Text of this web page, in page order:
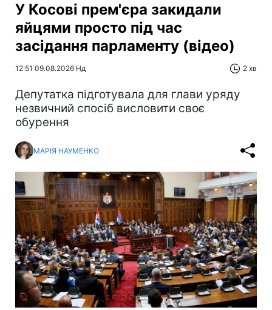
У Косові прем'єра закидали
яйцями просто під час
засідання парламенту (відео)
12:51 09.08.2026 Нд 2 хв
Депутатка підготувала для глави уряду
незвичний спосіб висловити своє
обурення
МАРІЯ НАУМЕНКО